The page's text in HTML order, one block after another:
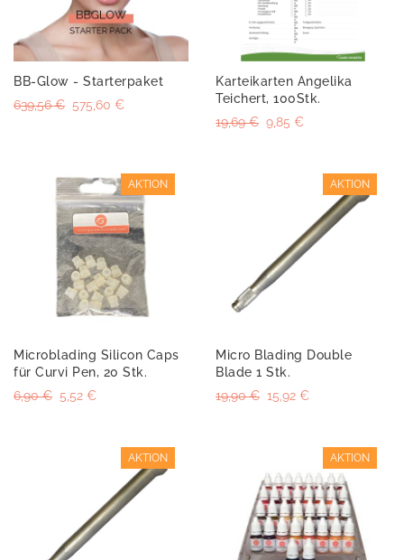
BB-Glow - Starterpaket
575,60 €
639,56 €
Karteikarten Angelika
Teichert, 100Stk.
9,85 €
19,69 €
AKTION
Microblading Silicon Caps
für Curvi Pen, 20 Stk.
5,52 €
6,90 €
AKTION
Micro Blading Double
Blade 1 Stk.
15,92 €
19,90 €
AKTION AKTION